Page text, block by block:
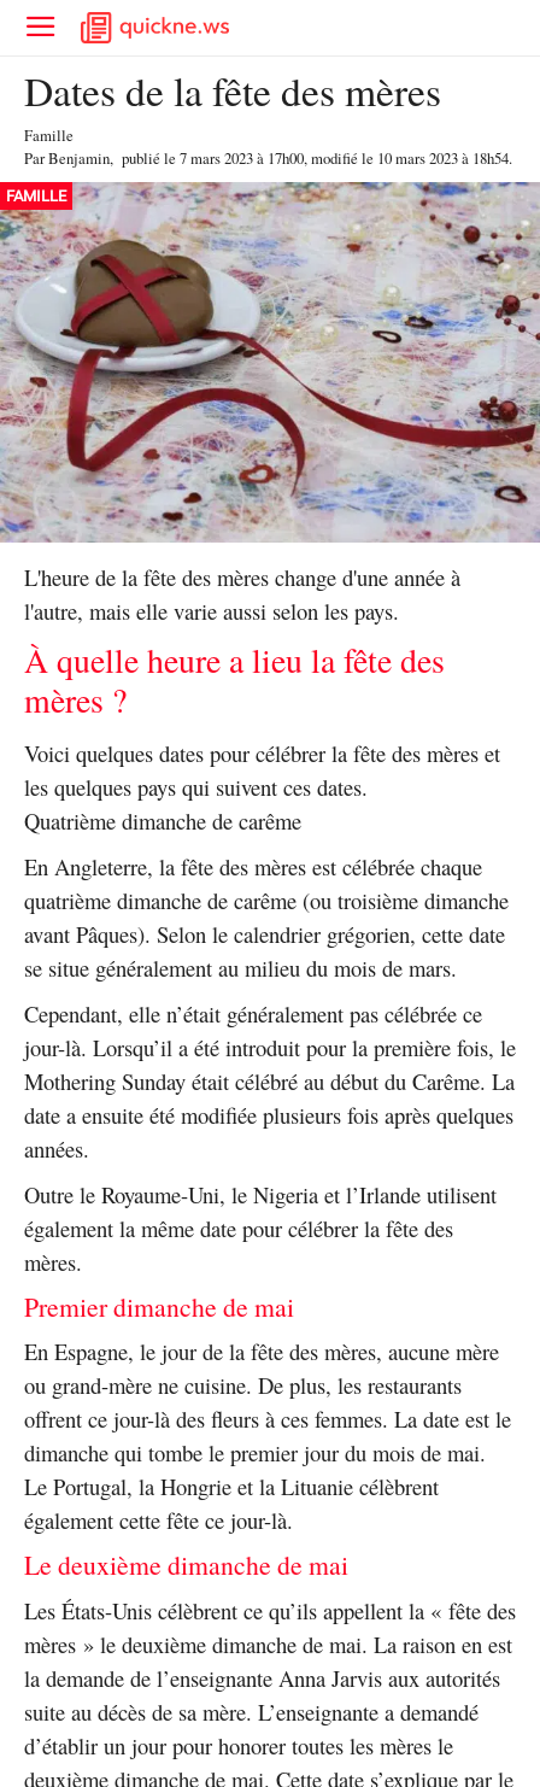
Dates de la fête des mères
Famille
ParBenjamin, publié le 7 mars 2023à 17h00, modifié le 10 mars 2023 à 18h54.
FAMILLE
L'heure de la fête des mères change d'une année à
l'autre, mais elle varie aussi selon les pays.
À quelle heure a lieu la fête des
mères ?
Voici quelques dates pour célébrer la fête des mères et
les quelques pays qui suivent ces dates.
Quatrième dimanche de carême
En Angleterre, la fête des mères est célébrée chaque
quatrième dimanche de carême (ou troisième dimanche
avant Pâques). Selon le calendrier grégorien, cette date
se situe généralement au milieu du mois de mars.
Cependant, elle n’était généralement pas célébrée ce
jour-là. Lorsqu’il a été introduit pour la première fois, le
Mothering Sunday était célébré au début du Carême. La
date a ensuite été modifiée plusieurs fois après quelques
années.
Outre le Royaume-Uni, le Nigeria et l’Irlande utilisent
également la même date pour célébrer la fête des
mères.
Premier dimanche de mai
En Espagne, le jour de la fête des mères, aucune mère
ou grand-mère ne cuisine. De plus, les restaurants
offrent ce jour-là des fleurs à ces femmes. La date est le
dimanche qui tombe le premier jour du mois de mai.
Le Portugal, la Hongrie et la Lituanie célèbrent
également cette fête ce jour-là.
Le deuxième dimanche de mai
Les États-Unis célèbrent ce qu’ils appellent la « fête des
mères » le deuxième dimanche de mai. La raison en est
la demande de l’enseignante Anna Jarvis aux autorités
suite au décès de sa mère. L’enseignante a demandé
d’établir un jour pour honorer toutes les mères le
deuxième dimanche de mai. Cette date s’explique par le